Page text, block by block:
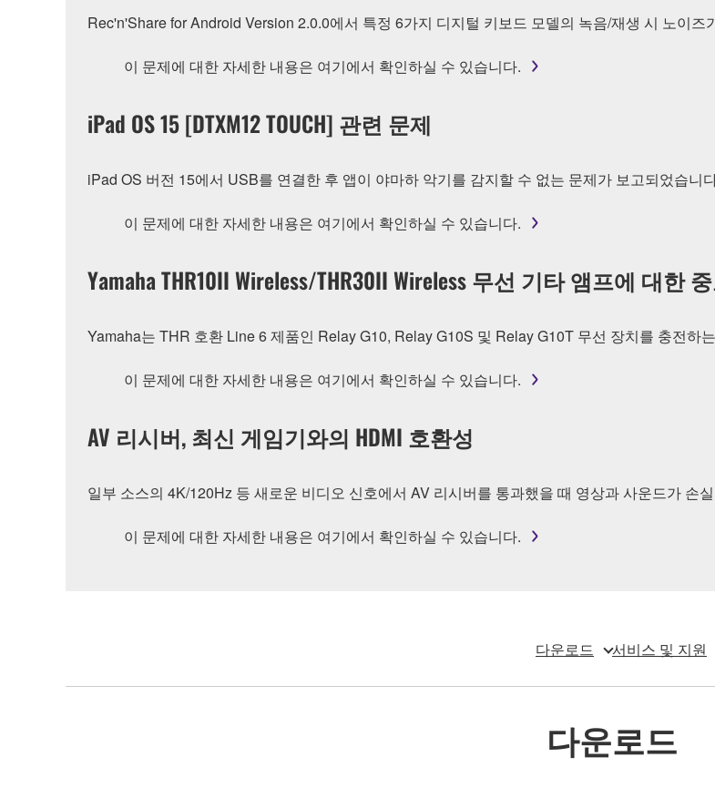
Rec'n'Share for Android Version 2.0.0에서 특정 6가지 디지털 키보드 모델의 녹음/재생 시 노이즈
이 문제에 대한 자세한 내용은 여기에서 확인하실 수 있습니다.
iPad OS 15 [DTXM12 TOUCH] 관련 문제
iPad OS 버전 15에서 USB를 연결한 후 앱이 야마하 악기를 감지할 수 없는 문제가 보고되었습니
이 문제에 대한 자세한 내용은 여기에서 확인하실 수 있습니다.
Yamaha THR10II Wireless/THR30II Wireless 무선 기타 앰프에 대한
Yamaha는 THR 호환 Line 6 제품인 Relay G10, Relay G10S 및 Relay G10T 무선 장치를 충전하
이 문제에 대한 자세한 내용은 여기에서 확인하실 수 있습니다.
AV 리시버, 최신 게임기와의 HDMI 호환성
일부 소스의 4K/120Hz 등 새로운 비디오 신호에서 AV 리시버를 통과했을 때 영상과 사운드가 손
이 문제에 대한 자세한 내용은 여기에서 확인하실 수 있습니다.
다운로드 서비스 및 지원
다운로드